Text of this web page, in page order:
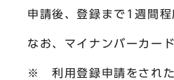
申請後、登録まで1週間程
なお、マイナンバーカー
※ 利用登録申請をされ